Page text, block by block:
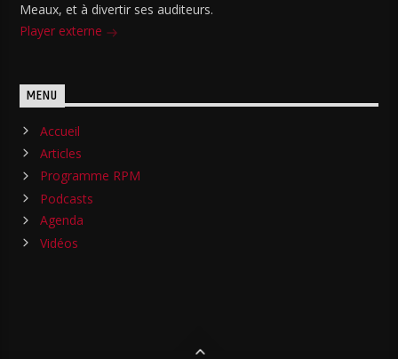
Meaux, et à divertir ses auditeurs.
Player externe
MENU
Accueil
Articles
Programme RPM
Podcasts
Agenda
Vidéos